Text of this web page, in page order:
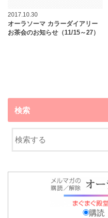
2017.10.30
オーラソーマ カラーダイアリー
お茶会のお知らせ（11/15～27）
検索
購読